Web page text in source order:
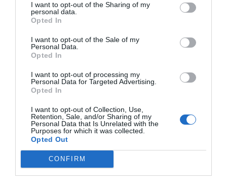
I want to opt-out of the Sharing of my
personal data.
Opted In
I want to opt-out of the Sale of my
Personal Data.
Opted In
I want to opt-out of processing my
Personal Data for Targeted Advertising.
Opted In
I want to opt-out of Collection, Use,
Retention, Sale, and/or Sharing of my
Personal Data that Is Unrelated with the
Purposes for which it was collected.
Opted Out
CONFIRM
Los 25 productos más exportados de Catalunya a EE.
UU. representan más del 87% del total exportado al
país norteamericano | Acció
Tal como muestra la tabla de Acció, también se
verían afectados el pescado, el vino y cava, otros
productos químicos (principalmente reactivos de
diagnóstico), combustibles, aceites vegetales
(fundamentalmente de oliva) y manufacturas de
fundición de hierro y acero. Todos ellos son
productos que en Estados Unidos representan